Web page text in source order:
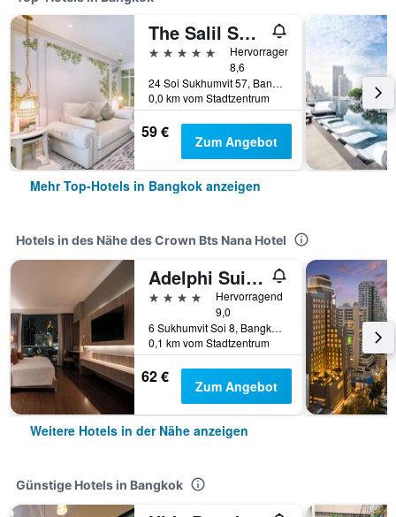
The Salil Sukhumvit 57 - Thonglor
5 Sterne
Hervorragend
8,6
24 Soi Sukhumvit 57, Bangkok, Thailand
0,0 km vom Stadtzentrum
59 € Zum Angebot
Mehr Top-Hotels in Bangkok anzeigen
Hotels in des Nähe des Crown Bts Nana Hotel
Adelphi Suites Bangkok
4 Sterne
Hervorragend
9,0
6 Sukhumvit Soi 8, Bangkok, Thailand
0,1 km vom Stadtzentrum
62 € Zum Angebot
Weitere Hotels in der Nähe anzeigen
Günstige Hotels in Bangkok